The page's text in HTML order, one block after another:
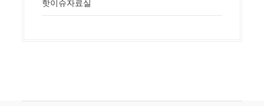
핫이슈자료실